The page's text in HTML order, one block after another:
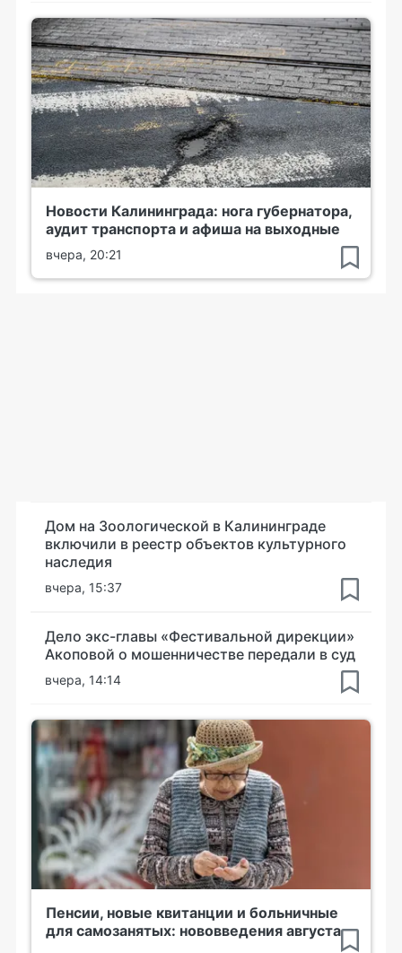
Новости Калининграда: нога губернатора,
аудит транспорта и афиша на выходные
вчера, 20:21
Дом на Зоологической в Калининграде
включили в реестр объектов культурного
наследия
вчера, 15:37
Дело экс-главы «Фестивальной дирекции»
Акоповой о мошенничестве передали в суд
вчера, 14:14
Пенсии, новые квитанции и больничные
для самозанятых: нововведения августа